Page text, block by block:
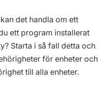
det handla om ett
ett program installerat
Starta i så fall detta och
för enheter och
till alla enheter.